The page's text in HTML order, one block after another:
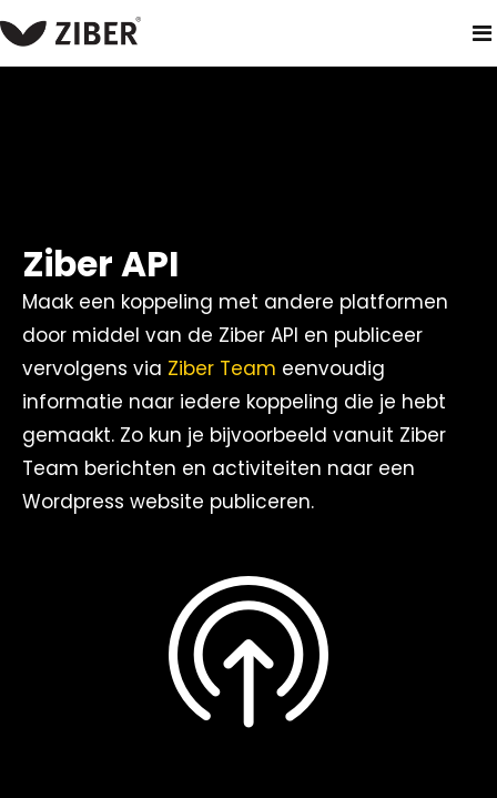
home producten ziber api
Ziber API
Maak een koppeling met andere platformen
door middel van de Ziber API en publiceer
vervolgens via Ziber Team eenvoudig
informatie naar iedere koppeling die je hebt
gemaakt. Zo kun je bijvoorbeeld vanuit Ziber
Team berichten en activiteiten naar een
Wordpress website publiceren.